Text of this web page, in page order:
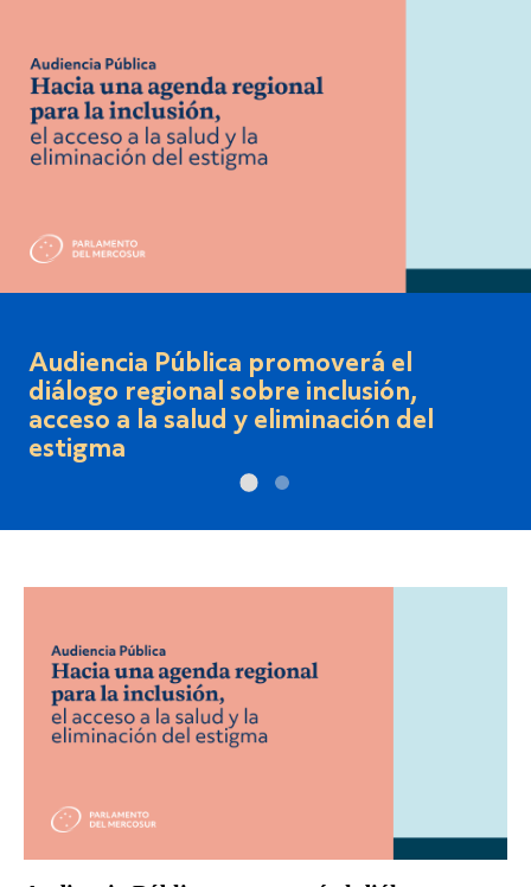
Ciclo de Seminarios sobre el Rol del
PARLASUR - 2° Seminario -"Hacia
2030: Elecciones Directas y calidad
democrática del PARLASUR".